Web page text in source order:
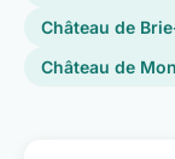
Château de
Château de